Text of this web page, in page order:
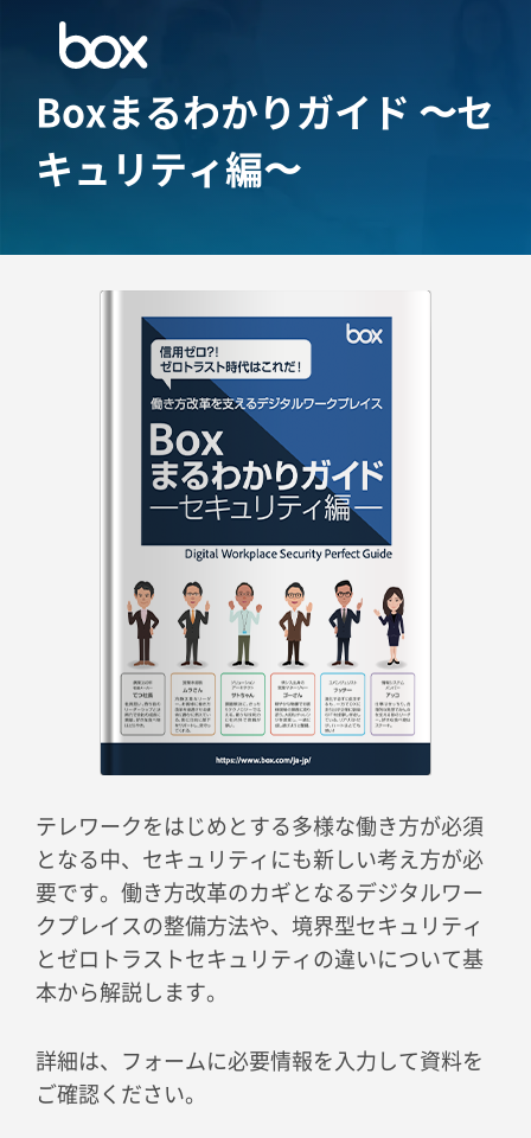
Boxまるわかりガイド 〜セ
キュリティ編〜
テレワークをはじめとする多様な働き方が必須
となる中、セキュリティにも新しい考え方が必
要です。働き方改革のカギとなるデジタルワー
クプレイスの整備方法や、境界型セキュリティ
とゼロトラストセキュリティの違いについて基
本から解説します。
詳細は、フォームに必要情報を入力して資料を
ご確認ください。